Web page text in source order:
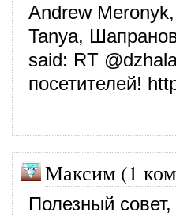
Andrew
Tanya,
said: RT
посетителей!
Максим (1
Полезный